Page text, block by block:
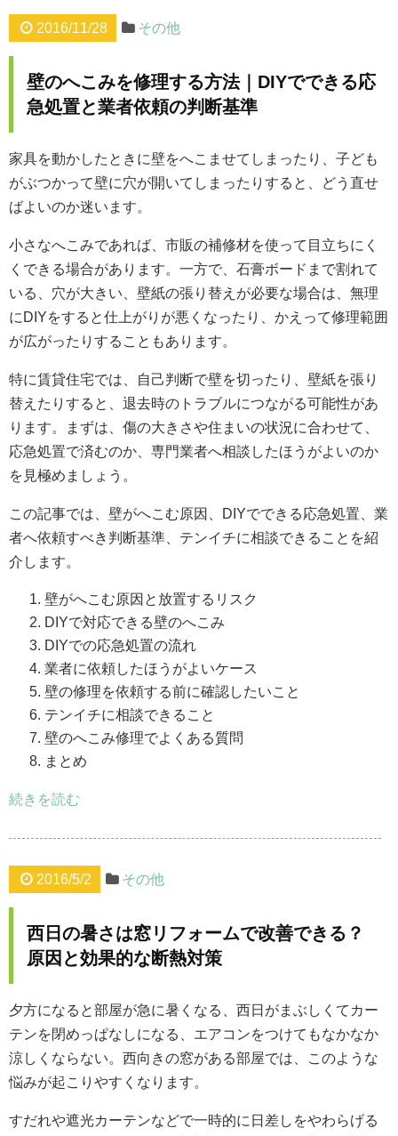
2016/11/28 その他
壁のへこみを修理する方法｜DIYでできる応
急処置と業者依頼の判断基準
家具を動かしたときに壁をへこませてしまったり、子ども
がぶつかって壁に穴が開いてしまったりすると、どう直せ
ばよいのか迷います。
小さなへこみであれば、市販の補修材を使って目立ちにく
くできる場合があります。一方で、石膏ボードまで割れて
いる、穴が大きい、壁紙の張り替えが必要な場合は、無理
にDIYをすると仕上がりが悪くなったり、かえって修理範囲
が広がったりすることもあります。
特に賃貸住宅では、自己判断で壁を切ったり、壁紙を張り
替えたりすると、退去時のトラブルにつながる可能性があ
ります。まずは、傷の大きさや住まいの状況に合わせて、
応急処置で済むのか、専門業者へ相談したほうがよいのか
を見極めましょう。
この記事では、壁がへこむ原因、DIYでできる応急処置、業
者へ依頼すべき判断基準、テンイチに相談できることを紹
介します。
壁がへこむ原因と放置するリスク
DIYで対応できる壁のへこみ
DIYでの応急処置の流れ
業者に依頼したほうがよいケース
壁の修理を依頼する前に確認したいこと
テンイチに相談できること
壁のへこみ修理でよくある質問
まとめ
続きを読む
2016/5/2 その他
西日の暑さは窓リフォームで改善できる？
原因と効果的な断熱対策
夕方になると部屋が急に暑くなる、西日がまぶしくてカー
テンを閉めっぱなしになる、エアコンをつけてもなかなか
涼しくならない。西向きの窓がある部屋では、このような
悩みが起こりやすくなります。
すだれや遮光カーテンなどで一時的に日差しをやわらげる